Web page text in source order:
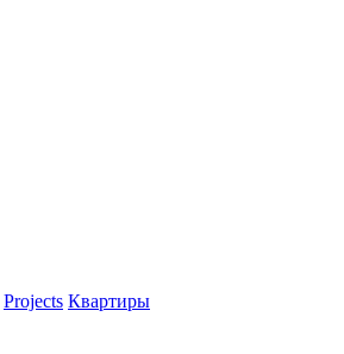
Projects Квартиры